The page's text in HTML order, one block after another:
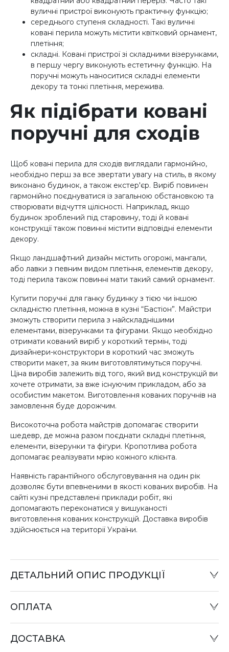
вуличні пристрої виконують практичну функцію;
середнього ступеня складності. Такі вуличні
ковані перила можуть містити квітковий орнамент,
плетіння;
складні. Ковані пристрої зі складними візерунками,
в першу чергу виконують естетичну функцію. На
поручні можуть наноситися складні елементи
декору та тонкі плетіння, мережива.
Як підібрати ковані
поручні для сходів
Щоб ковані перила для сходів виглядали гармонійно,
необхідно перш за все звертати увагу на стиль, в якому
виконано будинок, а також екстер'єр. Виріб повинен
гармонійно поєднуватися із загальною обстановкою та
створювати відчуття цілісності. Наприклад, якщо
будинок зроблений під старовину, тоді й ковані
конструкції також повинні містити відповідні елементи
декору.
Якщо ландшафтний дизайн містить огорожі, мангали,
або лавки з певним видом плетіння, елементів декору,
тоді перила також повинні мати такий самий орнамент.
Купити поручні для ганку будинку з тією чи іншою
складністю плетіння, можна в кузні “Бастіон”. Майстри
зможуть створити перила з найскладнішими
елементами, візерунками та фігурами. Якщо необхідно
отримати кований виріб у короткий термін, тоді
дизайнери-конструктори в короткий час зможуть
створити макет, за яким виготовлятимуться поручні.
Ціна виробів залежить від того, який вид конструкцій ви
хочете отримати, за вже існуючим прикладом, або за
особистим макетом. Виготовлення кованих поручнів на
замовлення буде дорожчим.
Високоточна робота майстрів допомагає створити
шедевр, де можна разом поєднати складні плетіння,
елементи, візерунки та фігури. Кропотлива робота
допомагає реалізувати мрію кожного клієнта.
Наявність гарантійного обслуговування на один рік
дозволяє бути впевненими в якості кованих виробів. На
сайті кузні представлені приклади робіт, які
допомагають переконатися у вишуканості
виготовлення кованих конструкцій. Доставка виробів
здійснюється на території України.
ДЕТАЛЬНИЙ ОПИС ПРОДУКЦІЇ
відправці «Податком» у відділенні «Нова пошта».
ОПЛАТА
ДОСТАВКА